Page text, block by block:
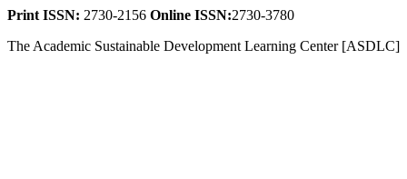
Print ISSN: 2730-2156 Online ISSN:2730-3780
The Academic Sustainable Development Learning Center [ASDLC]